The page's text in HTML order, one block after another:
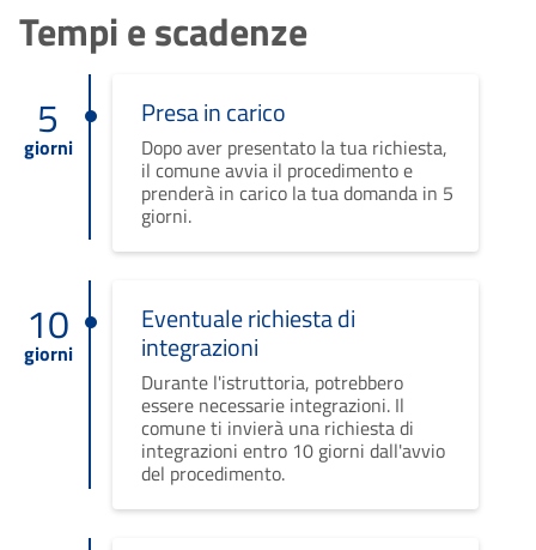
Tempi e scadenze
5
giorni
Presa in carico
Dopo aver presentato la tua richiesta,
il comune avvia il procedimento e
prenderà in carico la tua domanda in 5
giorni.
10
giorni
Eventuale richiesta di
integrazioni
Durante l'istruttoria, potrebbero
essere necessarie integrazioni. Il
comune ti invierà una richiesta di
integrazioni entro 10 giorni dall'avvio
del procedimento.